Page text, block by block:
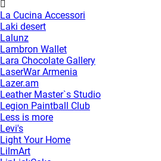
La Cucina Accessori
Laki desert
Lalunz
Lambron Wallet
Lara Chocolate Gallery
LaserWar Armenia
Lazer.am
Leather Master`s Studio
Legion Paintball Club
Less is more
Levi's
Light Your Home
LilmArt